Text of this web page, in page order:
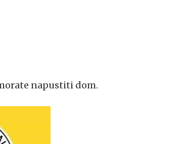
napustiti dom.